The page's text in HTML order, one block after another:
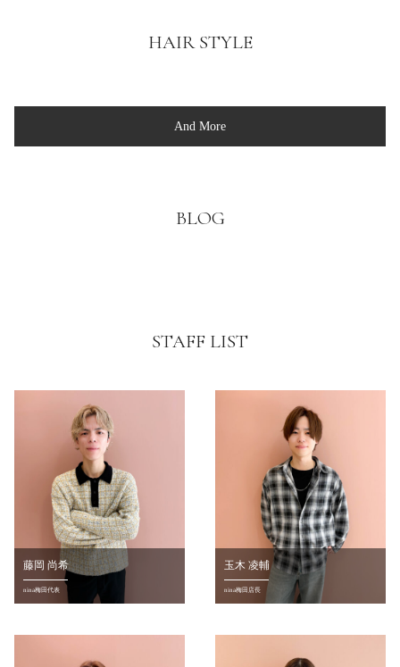
HAIR STYLE
And More
BLOG
STAFF LIST
藤岡 尚希
nina梅田代表
玉木 凌輔
nina梅田店長